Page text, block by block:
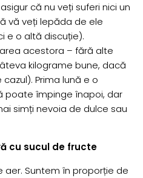
că nu veți suferi nici un
vă veți lepăda de ele
e o altă discuție).
acestora – fără alte
kilograme bune, dacă
Prima lună e o
poate împinge înapoi, dar
simți nevoia de dulce sau
cu sucul de fructe
Suntem în proporție de